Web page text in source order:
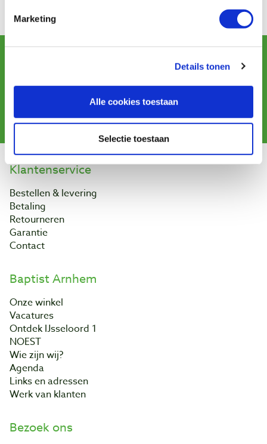
Marketing
Details tonen
Alle cookies toestaan
Selectie toestaan
Werk van:
Schrijf u in voor de maandelijkse nieuwsbrief
en ontvang aanbiedingen, nieuwe producten en tips.
Aanmelden
Klantenservice
Bestellen & levering
Betaling
Retourneren
Garantie
Contact
Baptist Arnhem
Onze winkel
Vacatures
Ontdek IJsseloord 1
NOEST
Wie zijn wij?
Agenda
Links en adressen
Werk van klanten
Bezoek ons